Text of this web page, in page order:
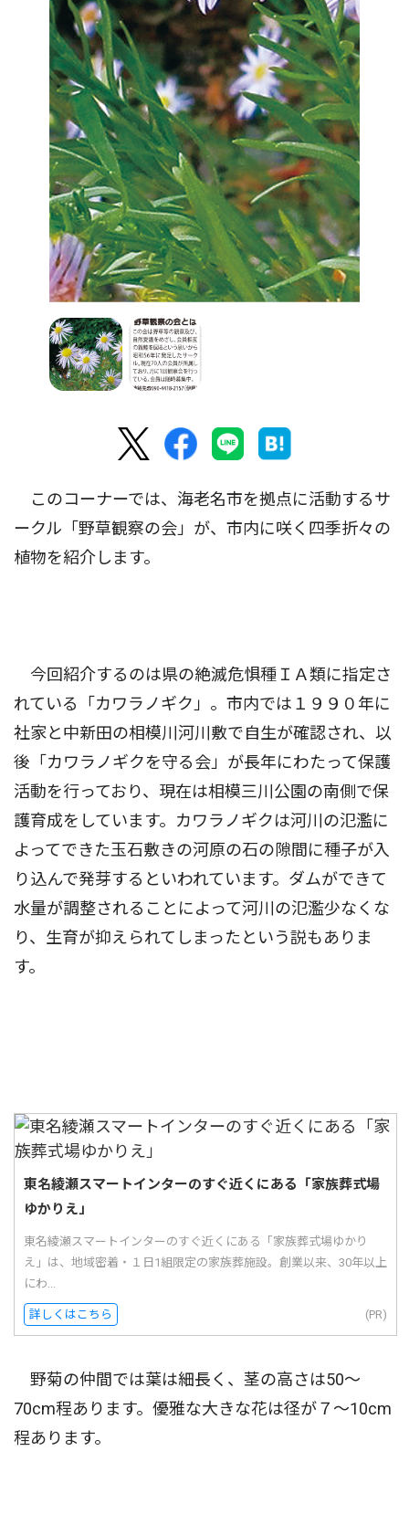
このコーナーでは、海老名市を拠点に活動するサ
ークル「野草観察の会」が、市内に咲く四季折々の
植物を紹介します。
今回紹介するのは県の絶滅危惧種ＩＡ類に指定さ
れている「カワラノギク」。市内では１９９０年に
社家と中新田の相模川河川敷で自生が確認され、以
後「カワラノギクを守る会」が長年にわたって保護
活動を行っており、現在は相模三川公園の南側で保
護育成をしています。カワラノギクは河川の氾濫に
よってできた玉石敷きの河原の石の隙間に種子が入
り込んで発芽するといわれています。ダムができて
水量が調整されることによって河川の氾濫少なくな
り、生育が抑えられてしまったという説もありま
す。
東名綾瀬スマートインターのすぐ近くにある「家族葬式場
ゆかりえ」
東名綾瀬スマートインターのすぐ近くにある「家族葬式場ゆかり
え」は、地域密着・１日1組限定の家族葬施設。創業以来、30年以上
にわ...
詳しくはこちら (PR)
野菊の仲間では葉は細長く、茎の高さは50〜
70cm程あります。優雅な大きな花は径が７〜10cm
程あります。